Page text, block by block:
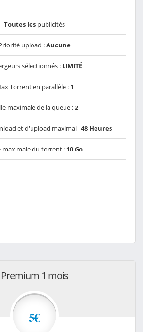
Toutes les publicités
upload :Aucune
sélectionnés : LIMITÉ
Torrent en parallèle : 1
maximale de la queue :2
et d'upload maximal :48 Heures
maximale du torrent : 10 Go
Premium 1 mois
5€